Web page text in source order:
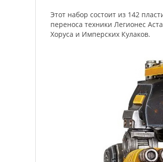
Этот набор состоит из 142
переноса техники Легионес
Хоруса и Имперских Кулаков.